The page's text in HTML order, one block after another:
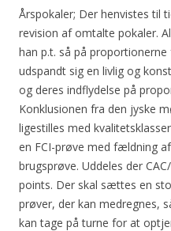
Årspokaler; Der henvistes til
revision af omtalte pokaler.
han p.t. så på proportionerne
udspandt sig en livlig og
og deres indflydelse på
Konklusionen fra den jyske
ligestilles med
en FCI-prøve med fældning
brugsprøve. Uddeles der
points. Der skal sættes en
prøver, der kan medregnes,
kan tage på turne for at